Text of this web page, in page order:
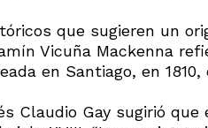
que sugieren un
Vicuña Mackenna
en Santiago, en
Claudio Gay sugirió